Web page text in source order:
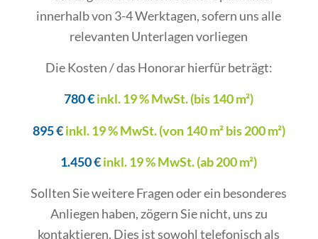
innerhalb von 3-4 Werktagen, sofern uns alle
relevanten Unterlagen vorliegen
Die Kosten / das Honorar hierfür beträgt:
780 €inkl. 19 % MwSt. (bis 140 m²)
895 €inkl. 19 % MwSt. (von 140 m² bis 200 m²)
1.450 €inkl. 19 % MwSt. (ab 200 m²)
Sollten Sie weitere Fragen oder ein besonderes
Anliegen haben, zögern Sie nicht, uns zu
kontaktieren. Dies ist sowohl telefonisch als